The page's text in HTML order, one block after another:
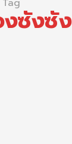
งซังซัง